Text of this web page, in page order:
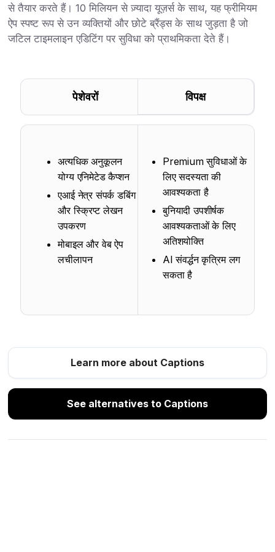
से तैयार करते हैं। 10 मिलियन से ज़्यादा यूज़र्स के साथ, यह फ्रीमियम
ऐप स्पष्ट रूप से उन व्यक्तियों और छोटे ब्रैंड्स के साथ जुड़ता है जो
जटिल टाइमलाइन एडिटिंग पर सुविधा को प्राथमिकता देते हैं।
पेशेवरों विपक्ष
अत्यधिक अनुकूलन
योग्य एनिमेटेड कैप्शन
एआई नेत्र संपर्क डबिंग
और स्क्रिप्ट लेखन
उपकरण
मोबाइल और वेब ऐप
लचीलापन
Premium सुविधाओं के
लिए सदस्यता की
आवश्यकता है
बुनियादी उपशीर्षक
आवश्यकताओं के लिए
अतिशयोक्ति
AI संवर्द्धन कृत्रिम लग
सकता है
Learn more about Captions
See alternatives to Captions